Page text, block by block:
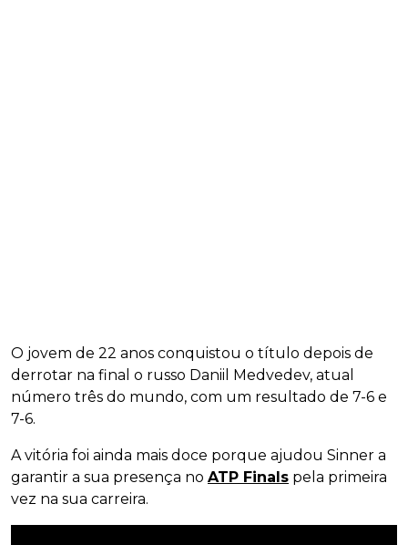
O jovem de 22 anos conquistou o título depois de
derrotar na final o russo Daniil Medvedev, atual
número três do mundo, com um resultado de 7-6 e
7-6.
A vitória foi ainda mais doce porque ajudou Sinner a
garantir a sua presença no ATP Finals pela primeira
vez na sua carreira.